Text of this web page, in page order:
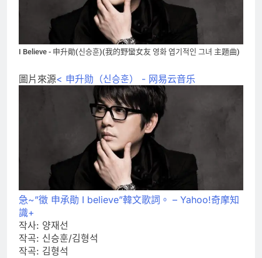
I Believe - 申升勛(신승훈)(我的野蠻女友 영화 엽기적인 그녀 主題曲)
圖片來源< 申升勋（신승훈） - 网易云音乐
急~ ”徵 申承勛 I believe ”韓文歌詞。 – Yahoo!奇摩知
識+
작사: 양재선
작곡: 신승훈/김형석
작곡: 김형석